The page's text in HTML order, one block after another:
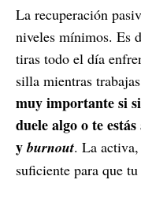
La recuperación
niveles mínimos. Es
tiras todo el día
silla mientras
muy importante si
duele algo o te
yburnout. La
suficiente para que